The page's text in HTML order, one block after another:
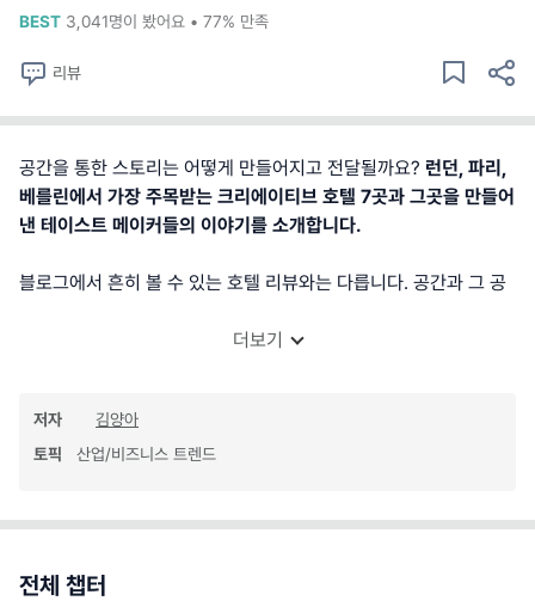
BEST 3,041명이 봤어요 • 77% 만족
리뷰
공간을 통한 스토리는 어떻게 만들어지고 전달될까요? 런던, 파리,
베를린에서 가장 주목받는 크리에이티브 호텔 7곳과 그곳을 만들어
낸 테이스트 메이커들의 이야기를 소개합니다.
블로그에서 흔히 볼 수 있는 호텔 리뷰와는 다릅니다. 공간과 그 공
더보기
저자
김양아
토픽
산업/비즈니스 트렌드
전체 챕터